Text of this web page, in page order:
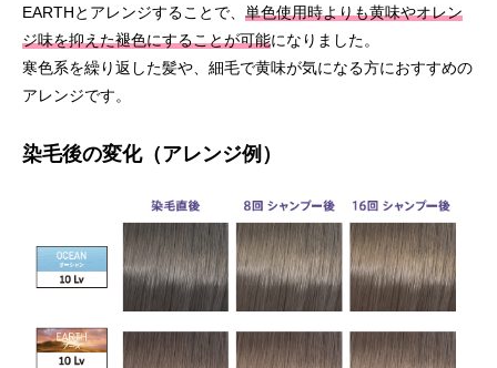
EARTHとアレンジすることで、 単色使用時よりも黄味やオレン
ジ味を抑えた褪色にすることが可能になりました。
寒色系を繰り返した髪や、細毛で黄味が気になる方におすすめの
アレンジです。
染毛後の変化（アレンジ例）